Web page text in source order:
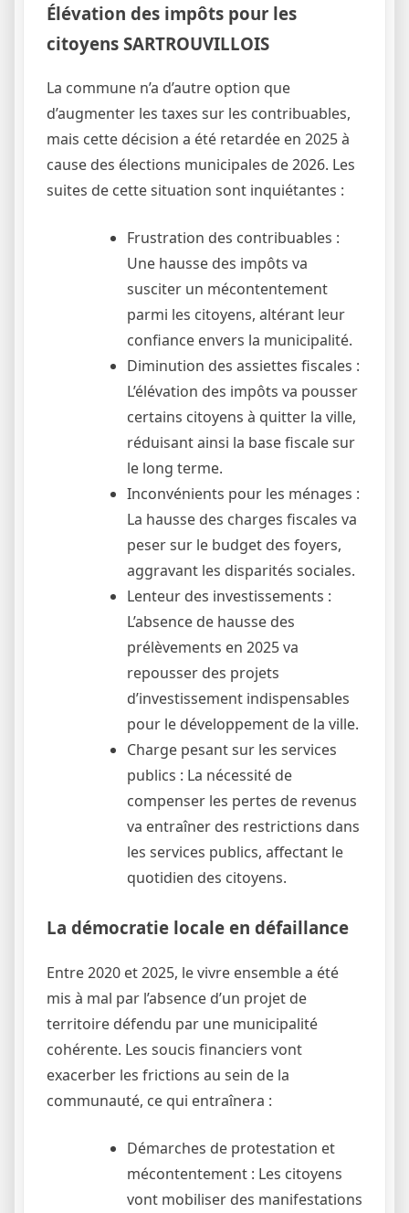
Élévation des impôts pour les
citoyens SARTROUVILLOIS
La commune n’a d’autre option que
d’augmenter les taxes sur les contribuables,
mais cette décision a été retardée en 2025 à
cause des élections municipales de 2026. Les
suites de cette situation sont inquiétantes :
Frustration des contribuables :
Une hausse des impôts va
susciter un mécontentement
parmi les citoyens, altérant leur
confiance envers la municipalité.
Diminution des assiettes fiscales :
L’élévation des impôts va pousser
certains citoyens à quitter la ville,
réduisant ainsi la base fiscale sur
le long terme.
Inconvénients pour les ménages :
La hausse des charges fiscales va
peser sur le budget des foyers,
aggravant les disparités sociales.
Lenteur des investissements :
L’absence de hausse des
prélèvements en 2025 va
repousser des projets
d’investissement indispensables
pour le développement de la ville.
Charge pesant sur les services
publics : La nécessité de
compenser les pertes de revenus
va entraîner des restrictions dans
les services publics, affectant le
quotidien des citoyens.
La démocratie locale en défaillance
Entre 2020 et 2025, le vivre ensemble a été
mis à mal par l’absence d’un projet de
territoire défendu par une municipalité
cohérente. Les soucis financiers vont
exacerber les frictions au sein de la
communauté, ce qui entraînera :
Démarches de protestation et
mécontentement : Les citoyens
vont mobiliser des manifestations